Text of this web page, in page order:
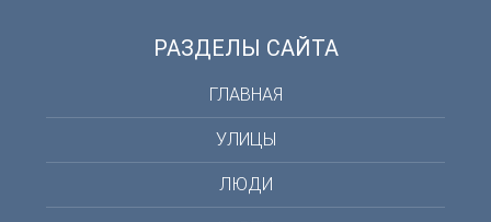
РАЗДЕЛЫ САЙТА
ГЛАВНАЯ
УЛИЦЫ
ЛЮДИ